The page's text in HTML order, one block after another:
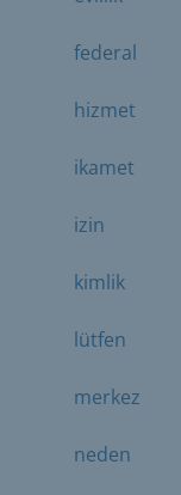
federal
hizmet
ikamet
izin
kimlik
lütfen
merkez
neden